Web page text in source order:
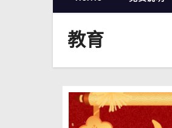
教育